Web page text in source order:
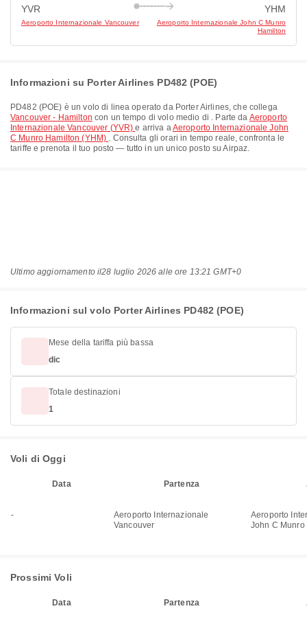
YVR
Aeroporto Internazionale Vancouver
YHM
Aeroporto Internazionale John C Munro
Hamilton
Informazioni su Porter Airlines PD482 (POE)
PD482 (POE) è un volo di linea operato da Porter Airlines, che collega
Vancouver - Hamilton con un tempo di volo medio di . Parte da Aeroporto
Internazionale Vancouver (YVR)e arriva aAeroporto Internazionale John
C Munro Hamilton (YHM) . Consulta gli orari in tempo reale, confronta le
tariffe e prenota il tuo posto — tutto in un unico posto su Airpaz.
Ultimo aggiornamento il28 luglio 2026 alle ore 13:21 GMT+0
Informazioni sul volo Porter Airlines PD482 (POE)
Mese della tariffa più bassa
dic
Totale destinazioni
1
Voli di Oggi
Data Partenza
-
Aeroporto Internazionale
Vancouver
Aeroporto
John C
Prossimi Voli
Data Partenza